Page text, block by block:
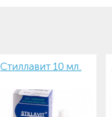
Стиллавит 10 мл.